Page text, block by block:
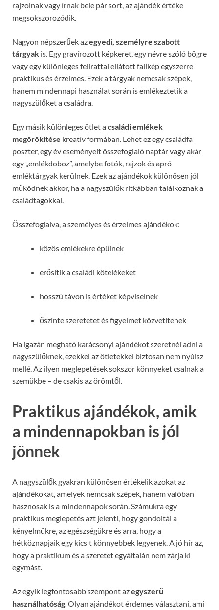
rajzolnak vagy írnak bele pár sort, az ajándék értéke
megsokszorozódik.
Nagyon népszerűek azegyedi, személyre szabott
tárgyak is. Egy gravírozott képkeret, egy névre szóló bögre
vagy egy különleges felirattal ellátott falikép egyszerre
praktikus és érzelmes. Ezek a tárgyak nemcsak szépek,
hanem mindennapi használat során is emlékeztetik a
nagyszülőket a családra.
Egy másik különleges ötlet acsaládi emlékek
megörökítése kreatív formában. Lehet ez egy családfa
poszter, egy év eseményeit összefoglaló naptár vagy akár
egy „emlékdoboz”, amelybe fotók, rajzok és apró
emléktárgyak kerülnek. Ezek az ajándékok különösen jól
működnek akkor, ha a nagyszülők ritkábban találkoznak a
családtagokkal.
Összefoglalva, a személyes és érzelmes ajándékok:
közös emlékekre épülnek
erősítik a családi kötelékeket
hosszú távon is értéket képviselnek
őszinte szeretetet és figyelmet közvetítenek
Ha igazán megható karácsonyi ajándékot szeretnél adni a
nagyszülőknek, ezekkel az ötletekkel biztosan nem nyúlsz
mellé. Az ilyen meglepetések sokszor könnyeket csalnak a
szemükbe – de csakis az örömtől.
Praktikus ajándékok, amik
a mindennapokban is jól
jönnek
A nagyszülők gyakran különösen értékelik azokat az
ajándékokat, amelyek nemcsak szépek, hanem valóban
hasznosak is a mindennapok során. Számukra egy
praktikus meglepetés azt jelenti, hogy gondoltál a
kényelmükre, az egészségükre és arra, hogy a
hétköznapjaik egy kicsit könnyebbek legyenek. A jó hír az,
hogy a praktikum és a szeretet egyáltalán nem zárja ki
egymást.
Az egyik legfontosabb szempont azegyszerű
használhatóság. Olyan ajándékot érdemes választani, ami